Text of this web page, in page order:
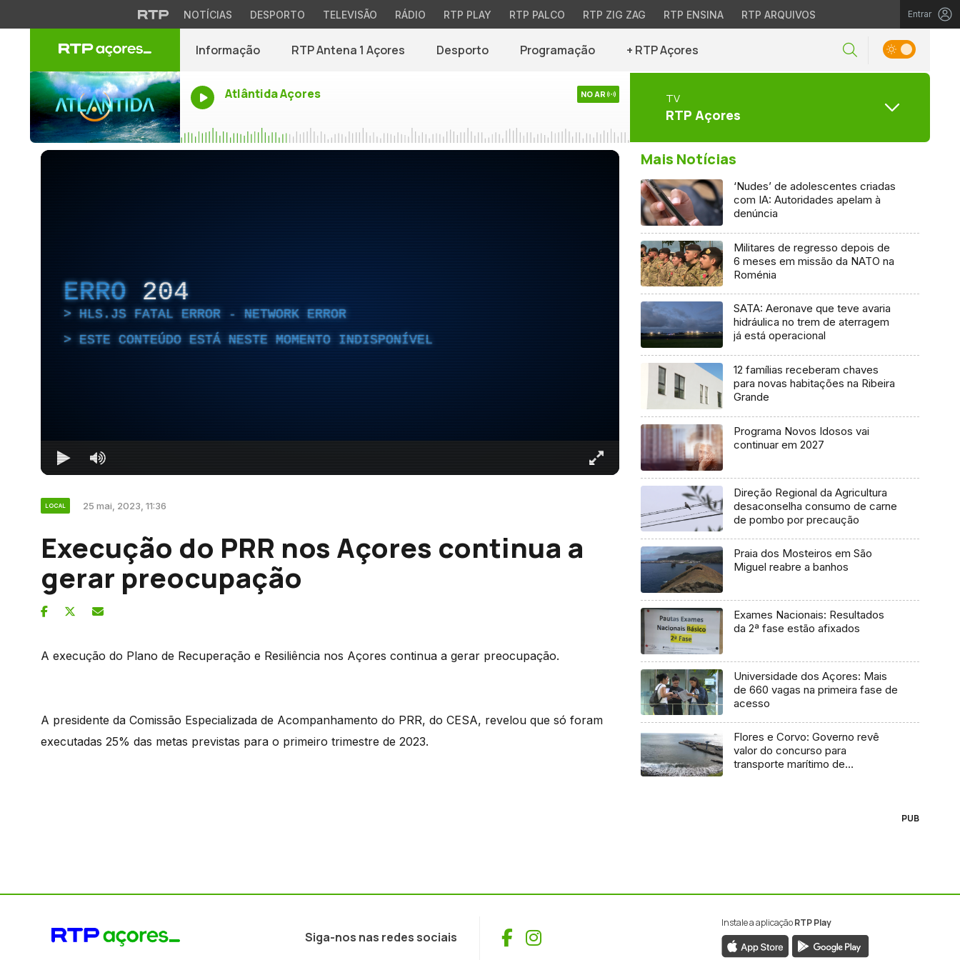
NOTÍCIAS DESPORTO TELEVISÃO RÁDIO RTP PLAY RTP PALCO RTP ZIG ZAG RTP ENSINA RTP ARQUIVOS Entrar
Informação RTP Antena 1 Açores Desporto Programação + RTP Açores
Atlântida Açores NO AR TV
RTP Açores
ERRO 204
HLS.JS FATAL ERROR - NETWORK ERROR
ESTE CONTEÚDO ESTÁ NESTE MOMENTO INDISPONÍVEL
LOCAL 25 mai, 2023, 11:36
Execução do PRR nos Açores continua a
gerar preocupação
A execução do Plano de Recuperação e Resiliência nos Açores continua a gerar preocupação.
A presidente da Comissão Especializada de Acompanhamento do PRR, do CESA, revelou que só foram
executadas 25% das metas previstas para o primeiro trimestre de 2023.
Mais Notícias
‘Nudes’ de adolescentes criadas
com IA: Autoridades apelam à
denúncia
Militares de regresso depois de
6 meses em missão da NATO na
Roménia
SATA: Aeronave que teve avaria
hidráulica no trem de aterragem
já está operacional
12 famílias receberam chaves
para novas habitações na Ribeira
Grande
Programa Novos Idosos vai
continuar em 2027
Direção Regional da Agricultura
desaconselha consumo de carne
de pombo por precaução
Praia dos Mosteiros em São
Miguel reabre a banhos
Exames Nacionais: Resultados
da 2ª fase estão afixados
Universidade dos Açores: Mais
de 660 vagas na primeira fase de
acesso
Flores e Corvo: Governo revê
valor do concurso para
transporte marítimo de
PUB
Siga-nos nas redes sociais Facebook
Instagram
Instale a aplicaçãoRTP Play